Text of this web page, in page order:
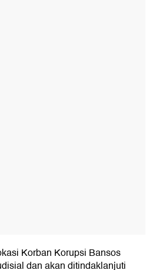
Korban Korupsi Bansos
dan akan ditindaklanjuti